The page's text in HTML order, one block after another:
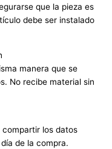
que la pieza es
debe ser instalado
manera que se
No recibe material sin
compartir los datos
de la compra.